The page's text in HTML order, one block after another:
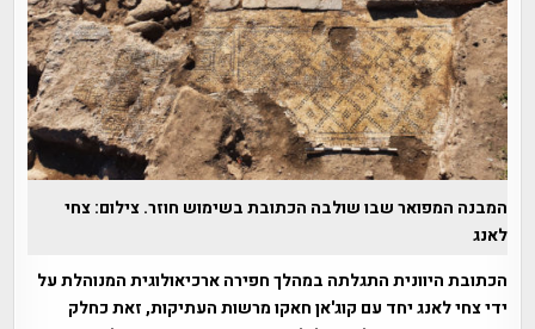
המבנה המפואר שבו שולבה הכתובת בשימוש חוזר. צילום: צחי
לאנג
הכתובת היוונית התגלתה במהלך חפירה ארכיאולוגית המנוהלת על
ידי צחי לאנג יחד עם קוג'אן חאקו מרשות העתיקות, זאת כחלק